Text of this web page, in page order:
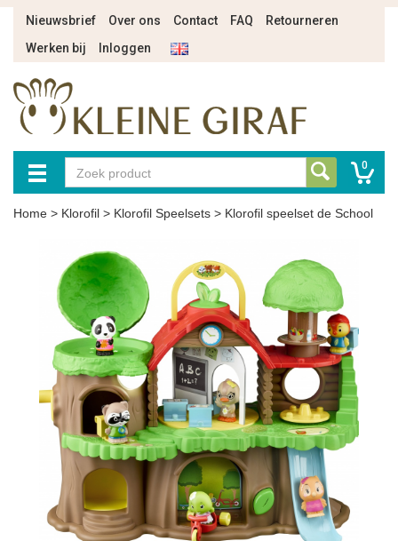
Nieuwsbrief Over ons Contact FAQ
Retourneren
Werken bij
Inloggen
0
Home > Klorofil > Klorofil Speelsets > Klorofil speelset de School